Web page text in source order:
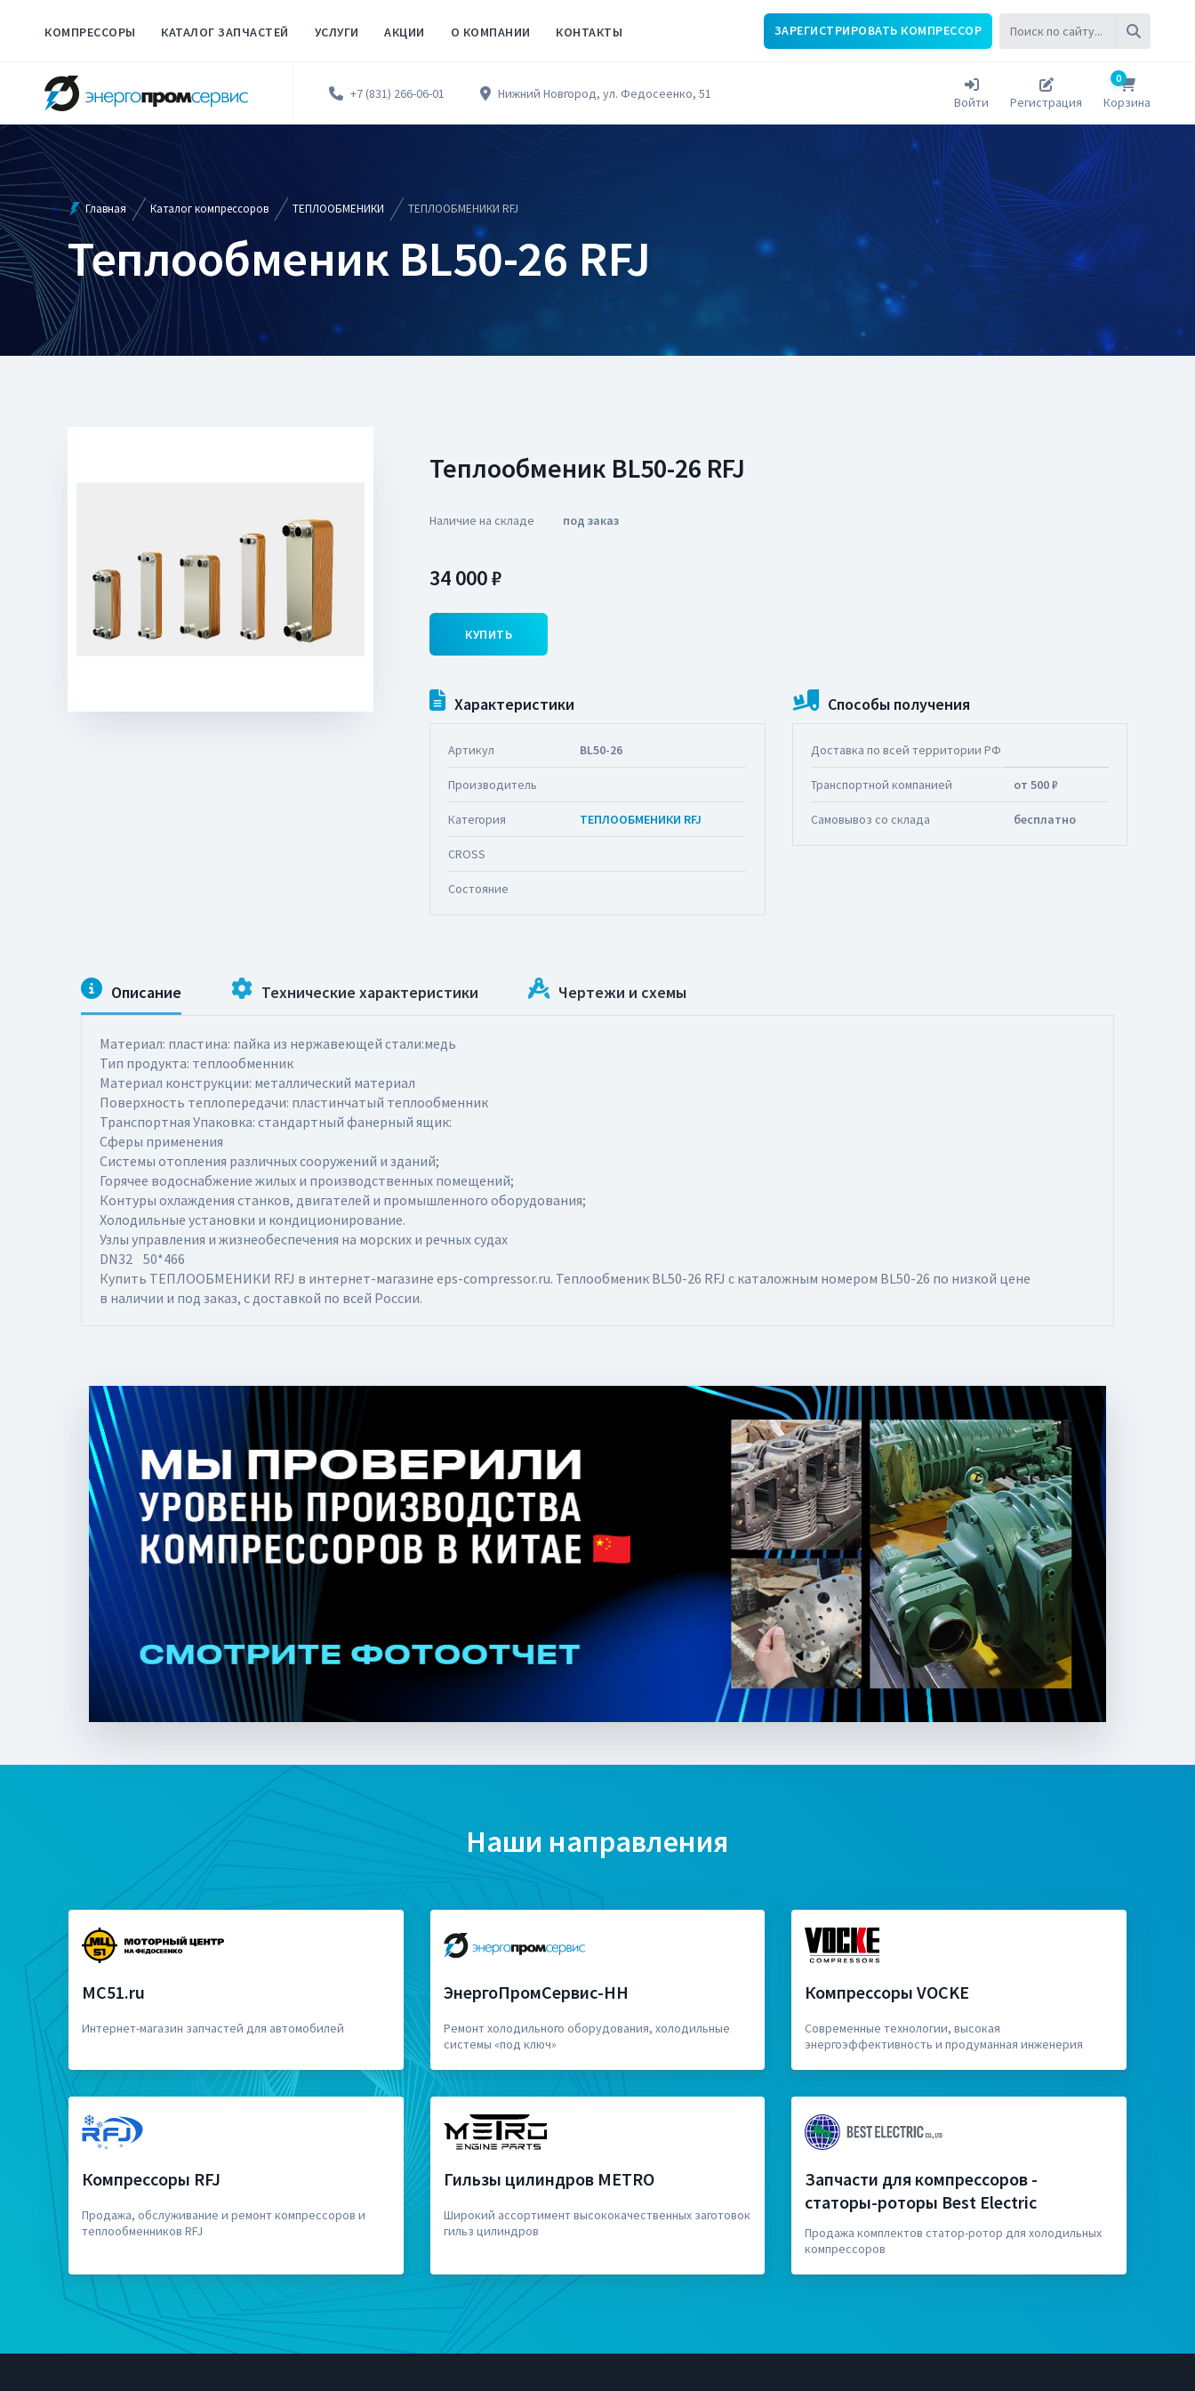
КОМПРЕССОРЫ КАТАЛОГ ЗАПЧАСТЕЙ УСЛУГИ АКЦИИ О КОМПАНИИ КОНТАКТЫ ЗАРЕГИСТРИРОВАТЬ КОМПРЕССОР
+7 (831) 266-06-01 Нижний Новгород, ул. Федосеенко, 51
Войти Регистрация
0
Корзина
Главная Каталог компрессоров ТЕПЛООБМЕНИКИ ТЕПЛООБМЕНИКИ RFJ
Теплообменик BL50-26 RFJ
Теплообменик BL50-26 RFJ
Наличие на складе под заказ
34 000 ₽
КУПИТЬ
Характеристики
Артикул BL50-26
Производитель
Категория ТЕПЛООБМЕНИКИ RFJ
CROSS
Состояние
Способы получения
Доставка по всей территории РФ
Транспортной компанией от 500 ₽
Самовывоз со склада бесплатно
Описание Технические характеристики Чертежи и схемы
Материал: пластина: пайка из нержавеющей стали:медь
Тип продукта: теплообменник
Материал конструкции: металлический материал
Поверхность теплопередачи: пластинчатый теплообменник
Транспортная Упаковка: стандартный фанерный ящик:
Сферы применения
Системы отопления различных сооружений и зданий;
Горячее водоснабжение жилых и производственных помещений;
Контуры охлаждения станков, двигателей и промышленного оборудования;
Холодильные установки и кондиционирование.
Узлы управления и жизнеобеспечения на морских и речных судах
DN32 50*466
Купить ТЕПЛООБМЕНИКИ RFJ в интернет-магазине eps-compressor.ru. Теплообменик BL50-26 RFJ с каталожным номером BL50-26 по низкой цене
в наличии и под заказ, с доставкой по всей России.
Наши направления
MC51.ru
Интернет-магазин запчастей для автомобилей
ЭнергоПромСервис-НН
Ремонт холодильного оборудования, холодильные
системы «под ключ»
Компрессоры VOCKE
Современные технологии, высокая
энергоэффективность и продуманная инженерия
Компрессоры RFJ
Продажа, обслуживание и ремонт компрессоров и
теплообменников RFJ
Гильзы цилиндров METRO
Широкий ассортимент высококачественных заготовок
гильз цилиндров
Запчасти для компрессоров -
статоры-роторы Best Electric
Продажа комплектов статор-ротор для холодильных
компрессоров